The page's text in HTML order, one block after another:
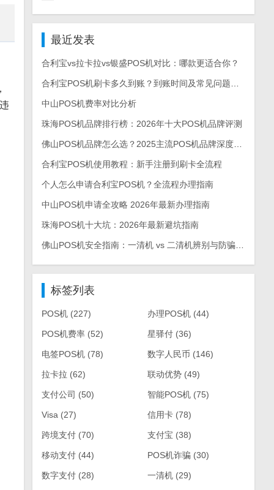
最近发表
合利宝vs拉卡拉vs银盛POS机对比：哪款更适合你？
中山POS机费率对比分析
珠海POS机品牌排行榜：2026年十大POS机品牌评测
佛山POS机品牌怎么选？2025主流POS机品牌深度测评与选购指南
合利宝POS机使用教程：新手注册到刷卡全流程
个人怎么申请合利宝POS机？全流程办理指南
中山POS机申请全攻略 2026年最新办理指南
珠海POS机十大坑：2026年最新避坑指南
佛山POS机安全指南：一清机 vs 二清机辨别与防骗手册
标签列表
POS机(227) 办理POS机(44)
POS机费率(52) 星驿付(36)
电签POS机(78) 数字人民币 (146)
拉卡拉 (62) 联动优势(49)
支付公司 (50) 智能POS机(75)
Visa (27) 信用卡(78)
跨境支付(70) 支付宝 (38)
移动支付(44) POS机诈骗(30)
数字支付(28) 一清机(29)